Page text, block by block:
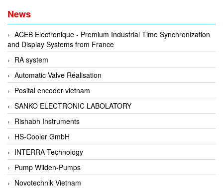
Dropsa Vietnam
Druck
DSTI
DUCATI
Duclean
Dukin Besko
Dunkermotoren
Durag
Dwyer
DYH
Dynisco
News
ACEB Electronique - Premium Industrial Time Synchronization
and Display Systems from France
RA system
Automatic Valve Réalisation
Posital encoder vietnam
SANKO ELECTRONIC LABOLATORY
Rishabh Instruments
HS-Cooler GmbH
INTERRA Technology
Pump Wilden-Pumps
Novotechnik Vietnam